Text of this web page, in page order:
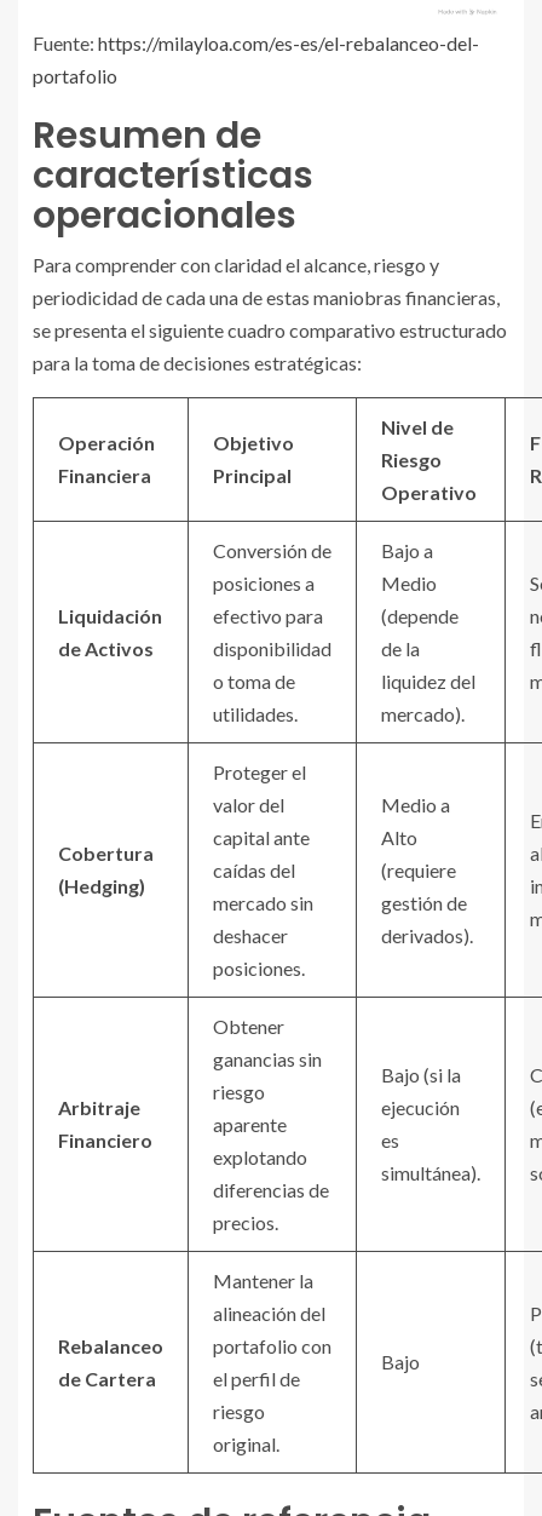
Fuente: https://milayloa.com/es-es/el-rebalanceo-del-
portafolio
Resumen de
características
operacionales
Para comprender con claridad el alcance, riesgo y
periodicidad de cada una de estas maniobras financieras,
se presenta el siguiente cuadro comparativo estructurado
para la toma de decisiones estratégicas:
Operación
Financiera
Objetivo
Principal
Nivel de
Riesgo
Operativo
Liquidación
de Activos
Conversión de
posiciones a
efectivo para
disponibilidad
o toma de
utilidades.
Bajo a
Medio
(depende
de la
liquidez del
mercado).
Cobertura
(Hedging)
Proteger el
valor del
capital ante
caídas del
mercado sin
deshacer
posiciones.
Medio a
Alto
(requiere
gestión de
derivados).
Arbitraje
Financiero
Obtener
ganancias sin
riesgo
aparente
explotando
diferencias de
precios.
Bajo (si la
ejecución
es
simultánea).
Rebalanceo
de Cartera
Mantener la
alineación del
portafolio con
el perfil de
riesgo
original.
Bajo